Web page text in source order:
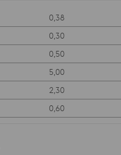
0,38
0,30
0,50
5,00
2,30
0,60